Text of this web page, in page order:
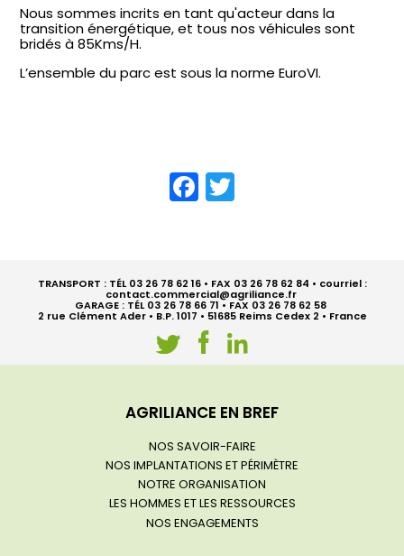
Nous sommes incrits en tant qu'acteur dans la
transition énergétique, et tous nos véhicules sont
bridés à 85Kms/H.
L’ensemble du parc est sous la norme EuroVI.
Facebook
TRANSPORT : TÉL 03 26 78 62 16 • FAX 03 26 78 62 84 • courriel :
contact.commercial@agriliance.fr
GARAGE : TÉL 03 26 78 66 71 • FAX 03 26 78 62 58
2 rue Clément Ader • B.P. 1017 • 51685 Reims Cedex 2 • France
NavigationAGRILIANCE EN BREF
NOS SAVOIR-FAIRE
NOS IMPLANTATIONS ET PÉRIMÈTRE
NOTRE ORGANISATION
LES HOMMES ET LES RESSOURCES
NOS ENGAGEMENTS